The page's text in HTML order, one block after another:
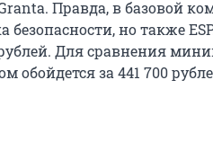
Правда, в базовой
безопасности, но также
Для сравнения
обойдется за 441 700